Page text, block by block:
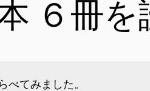
６冊
てみました。